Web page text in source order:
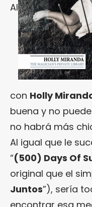
Al
con Holly
buena y no
no habrá más
Al igual que le
“(500) Days Of
original que el
Juntos”), sería